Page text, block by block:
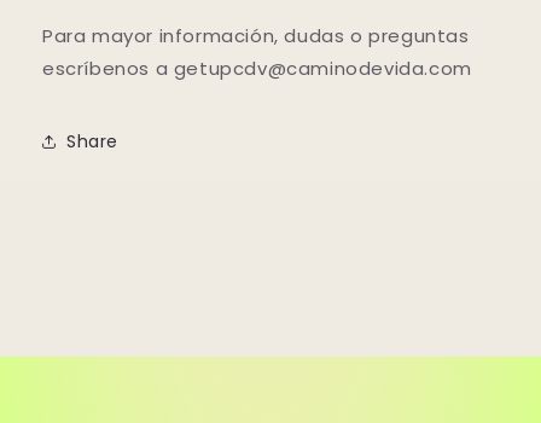
Para mayor información, dudas o preguntas
escríbenos a getupcdv@caminodevida.com
Share